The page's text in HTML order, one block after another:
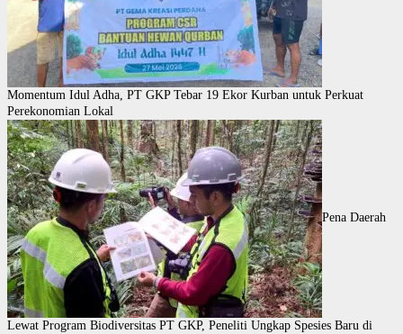
Momentum Idul Adha, PT GKP Tebar 19 Ekor Kurban untuk Perkuat
Perekonomian Lokal
Pena Daerah
Lewat Program Biodiversitas PT GKP, Peneliti Ungkap Spesies Baru di